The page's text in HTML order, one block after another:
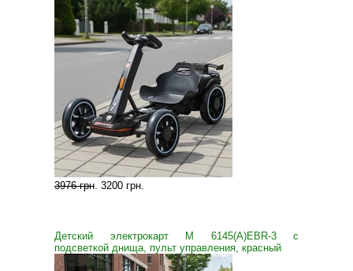
3976 грн. 3200 грн.
Детский электрокарт M 6145(A)EBR-3 с
подсветкой днища, пульт управления, красный